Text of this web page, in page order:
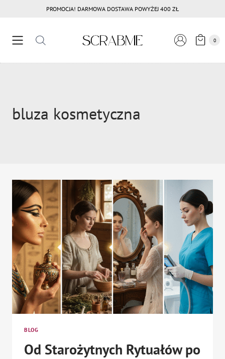
PROMOCJA! DARMOWA DOSTAWA POWYŻEJ 400 ZŁ
0
bluza kosmetyczna
BLOG
Od Starożytnych Rytuałów po